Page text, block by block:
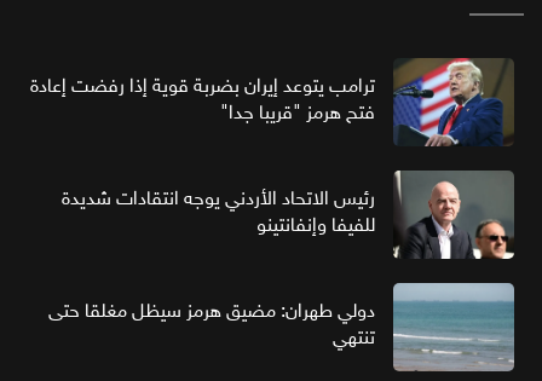
ترامب يتوعد إيران بضربة قوية إذا رفضت إعادة
فتح هرمز "قريبا جدا"
رئيس الاتحاد الأردني يوجه انتقادات شديدة
للفيفا وإنفانتينو
دولي طهران: مضيق هرمز سيظل مغلقا حتى
تنتهي